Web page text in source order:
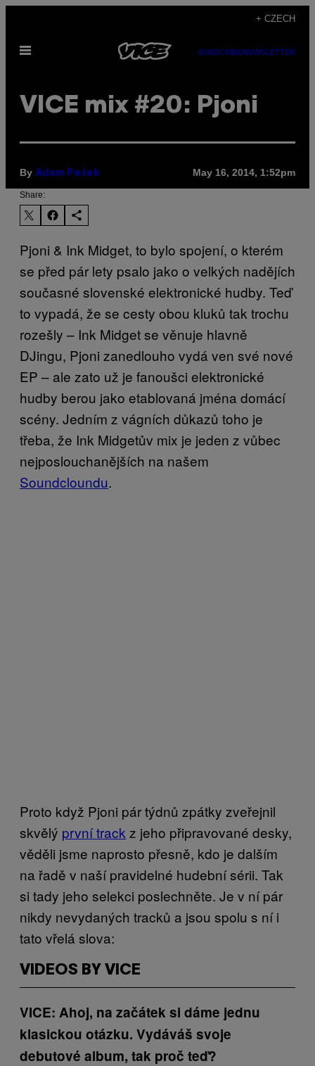
content
+ CZECH
Open
SUBSCRIBENEWSLETTER
VICE mix #20: Pjoni
By Adam Pešek May 16, 2014, 1:52pm
Share:
Pjoni & Ink Midget, to bylo spojení, o kterém
se před pár lety psalo jako o velkých nadějích
současné slovenské elektronické hudby. Teď
to vypadá, že se cesty obou kluků tak trochu
rozešly – Ink Midget se věnuje hlavně
DJingu, Pjoni zanedlouho vydá ven své nové
EP – ale zato už je fanoušci elektronické
hudby berou jako etablovaná jména domácí
scény. Jedním z vágních důkazů toho je
třeba, že Ink Midgetův mix je jeden z vůbec
nejposlouchanějších na našem
Soundcloundu.
Proto když Pjoni pár týdnů zpátky zveřejnil
skvělý první track z jeho připravované desky,
věděli jsme naprosto přesně, kdo je dalším
na řadě v naší pravidelné hudební sérii. Tak
si tady jeho selekci poslechněte. Je v ní pár
nikdy nevydaných tracků a jsou spolu s ní i
tato vřelá slova:
VIDEOS BY VICE
VICE: Ahoj, na začátek si dáme jednu
klasickou otázku. Vydáváš svoje
debutové album, tak proč teď?